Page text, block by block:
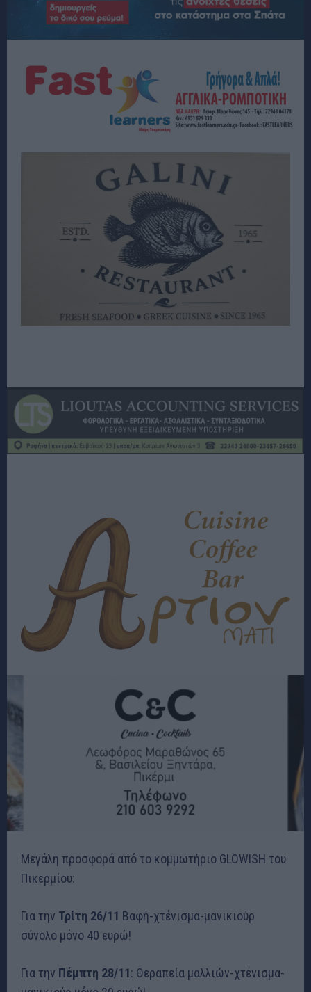
Μεγάλη προσφορά από το κομμωτήριο GLOWISH του
Πικερμίου:
Για την Τρίτη 26/11 Βαφή-χτένισμα-μανικιούρ
σύνολο μόνο 40 ευρώ!
Για την Πέμπτη 28/11: Θεραπεία μαλλιών-χτένισμα-